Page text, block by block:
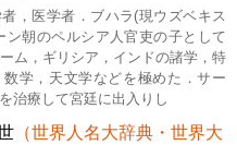
，医学者．ブハラ(現ウズベキス
ン朝のペルシア人官吏の子として
ム，ギリシア，インドの諸学，特
学，天文学などを極めた．サー
治療して宮廷に出入りし
（世界人名大辞典・世界大